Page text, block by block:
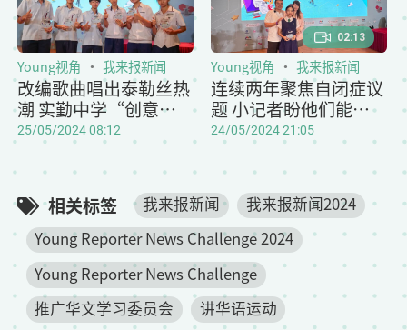
改编歌曲唱出泰勒丝热
潮 实勤中学“创意新闻
60秒”摘金
Young视角 我来报新闻
25/05/2024 08:12
连续两年聚焦自闭症议
题 小记者盼他们能获更
多包容
Young视角 我来报新闻
24/05/2024 21:05
02:13
相关标签 我来报新闻
我来报新闻2024
Young Reporter News Challenge 2024
Young Reporter News Challenge
推广华文学习委员会
讲华语运动